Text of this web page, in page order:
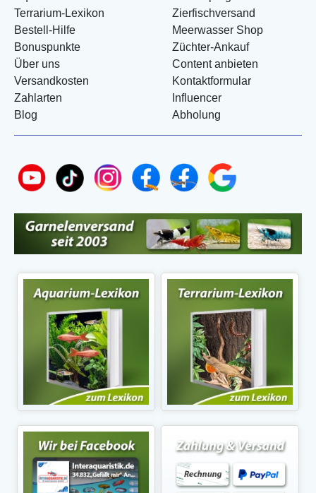
Terrarium-Lexikon
Bestell-Hilfe
Bonuspunkte
Über uns
Versandkosten
Zahlarten
Blog
Zierfischversand
Meerwasser Shop
Züchter-Ankauf
Content anbieten
Kontaktformular
Influencer
Abholung